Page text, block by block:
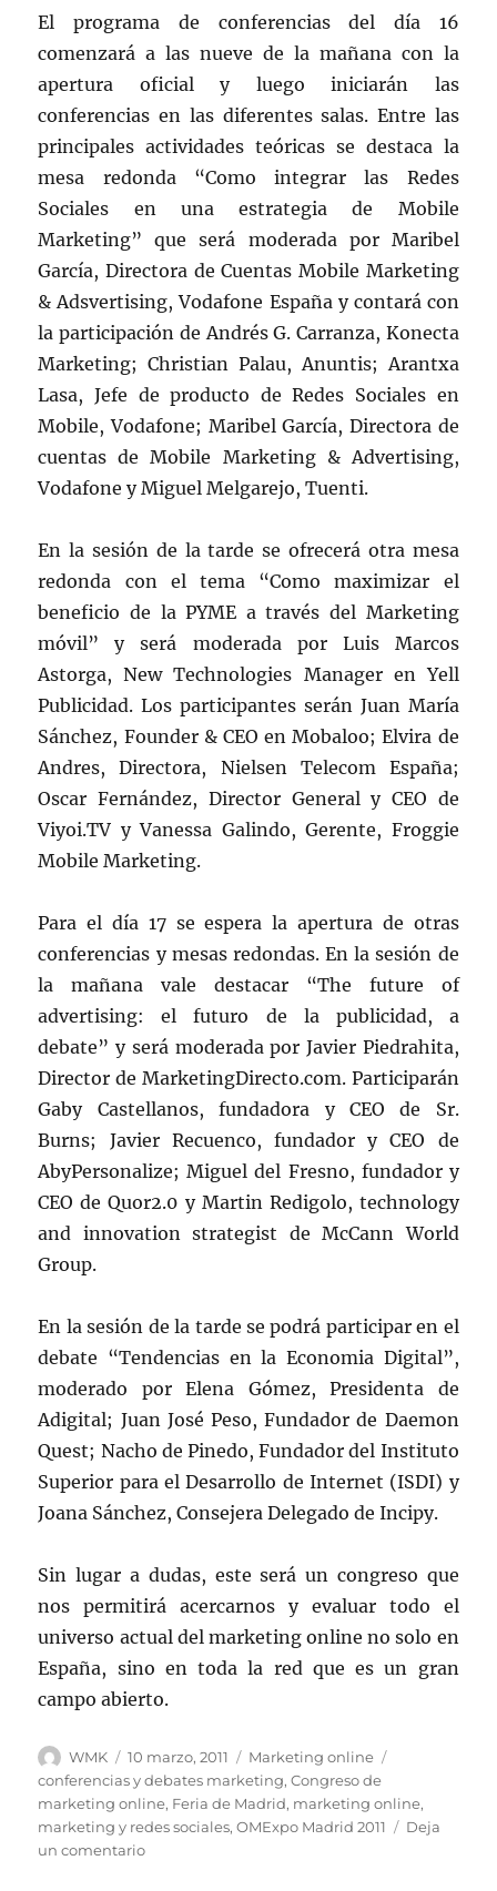
El programa de conferencias del día 16
comenzará a las nueve de la mañana con la
apertura oficial y luego iniciarán las
conferencias en las diferentes salas. Entre las
principales actividades teóricas se destaca la
mesa redonda “Como integrar las Redes
Sociales en una estrategia de Mobile
Marketing” que será moderada por Maribel
García, Directora de Cuentas Mobile Marketing
& Adsvertising, Vodafone España y contará con
la participación de Andrés G. Carranza, Konecta
Marketing; Christian Palau, Anuntis; Arantxa
Lasa, Jefe de producto de Redes Sociales en
Mobile, Vodafone; Maribel García, Directora de
cuentas de Mobile Marketing & Advertising,
Vodafone y Miguel Melgarejo, Tuenti.
En la sesión de la tarde se ofrecerá otra mesa
redonda con el tema “Como maximizar el
beneficio de la PYME a través del Marketing
móvil” y será moderada por Luis Marcos
Astorga, New Technologies Manager en Yell
Publicidad. Los participantes serán Juan María
Sánchez, Founder & CEO en Mobaloo; Elvira de
Andres, Directora, Nielsen Telecom España;
Oscar Fernández, Director General y CEO de
Viyoi.TV y Vanessa Galindo, Gerente, Froggie
Mobile Marketing.
Para el día 17 se espera la apertura de otras
conferencias y mesas redondas. En la sesión de
la mañana vale destacar “The future of
advertising: el futuro de la publicidad, a
debate” y será moderada por Javier Piedrahita,
Director de MarketingDirecto.com. Participarán
Gaby Castellanos, fundadora y CEO de Sr.
Burns; Javier Recuenco, fundador y CEO de
AbyPersonalize; Miguel del Fresno, fundador y
CEO de Quor2.0 y Martin Redigolo, technology
and innovation strategist de McCann World
Group.
En la sesión de la tarde se podrá participar en el
debate “Tendencias en la Economia Digital”,
moderado por Elena Gómez, Presidenta de
Adigital; Juan José Peso, Fundador de Daemon
Quest; Nacho de Pinedo, Fundador del Instituto
Superior para el Desarrollo de Internet (ISDI) y
Joana Sánchez, Consejera Delegado de Incipy.
Sin lugar a dudas, este será un congreso que
nos permitirá acercarnos y evaluar todo el
universo actual del marketing online no solo en
España, sino en toda la red que es un gran
campo abierto.
Autor
WMK
Publicado
el
10 marzo, 2011 Categorías
Marketing online
conferencias y debates marketing,Congreso de
marketing online, Feria de Madrid, marketing online,
marketing y redes sociales,OMExpo Madrid 2011
Deja
un comentarioen